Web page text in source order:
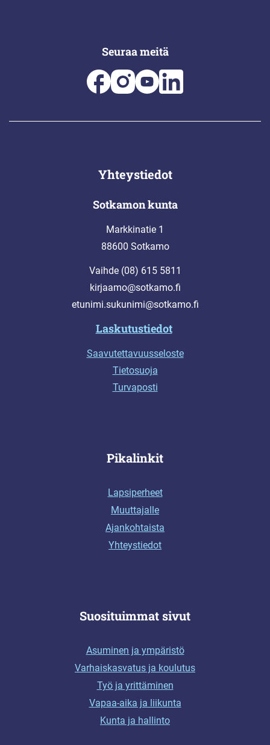
Seuraa meitä
Yhteystiedot
Sotkamon kunta
Markkinatie 1
88600 Sotkamo
Vaihde (08) 615 5811
kirjaamo@sotkamo.fi
etunimi.sukunimi@sotkamo.fi
Laskutustiedot
Saavutettavuusseloste
Tietosuoja
Turvaposti
Pikalinkit
Lapsiperheet
Muuttajalle
Ajankohtaista
Yhteystiedot
Suosituimmat sivut
Asuminen ja ympäristö
Varhaiskasvatus ja koulutus
Työ ja yrittäminen
Vapaa-aika ja liikunta
Kunta ja hallinto